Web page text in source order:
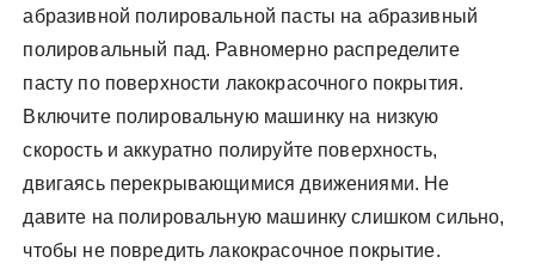
абразивной полировальной пасты на абразивный
полировальный пад. Равномерно распределите
пасту по поверхности лакокрасочного покрытия.
Включите полировальную машинку на низкую
скорость и аккуратно полируйте поверхность,
двигаясь перекрывающимися движениями. Не
давите на полировальную машинку слишком сильно,
чтобы не повредить лакокрасочное покрытие.